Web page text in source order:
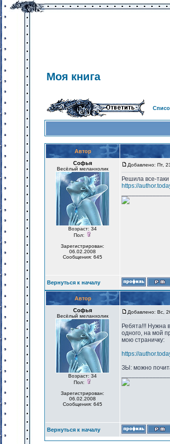
Моя книга
Автор
Софья
Весёлый меланхолик
Возраст: 34
Пол:
Зарегистрирован:
06.02.2008
Сообщения: 645
Добавлено: Пт,
Решила все-
https://
Вернуться к началу
Автор
Софья
Весёлый меланхолик
Возраст: 34
Пол:
Зарегистрирован:
06.02.2008
Сообщения: 645
Добавлено: Вс,
Ребята!!! Нужна
одного, на мой
мою страничку:
https://
ЗЫ: можно
Вернуться к началу